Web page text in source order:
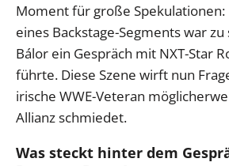
Moment für große
eines Backstage-Segments war
Bálor ein Gespräch mit NXT-Star
führte. Diese Szene wirft nun
irische WWE-Veteran
Allianz schmiedet.
Was steckt hinter dem